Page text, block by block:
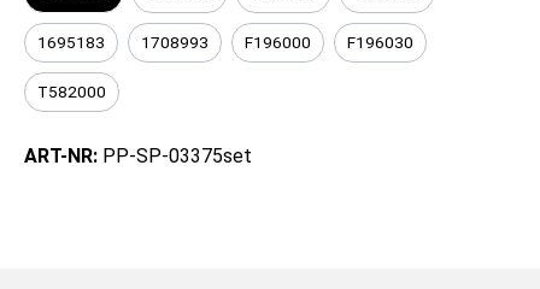
1695183 1708993 F196000 F196030
T582000
ART-NR: PP-SP-03375set